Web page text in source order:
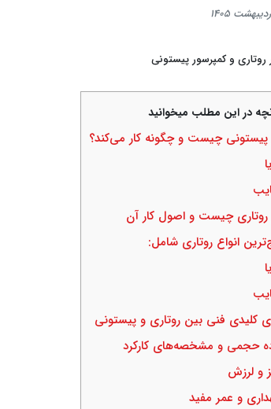
در این مطلب میخوانید
پیستونی چیست و چگونه کار می‌کند؟
روتاری چیست و اصول کار آن
انواع روتاری شامل:
کلیدی فنی بین روتاری و پیستونی
حجمی و مشخصه‌های کارکرد
و لرزش
و عمر مفید